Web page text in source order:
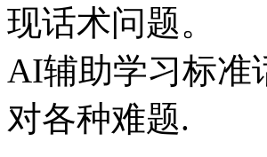
现话术问题。
AI辅助学习标准话
对各种难题.